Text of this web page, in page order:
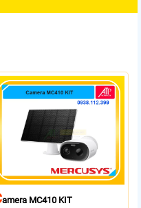
Amera MC410 KIT